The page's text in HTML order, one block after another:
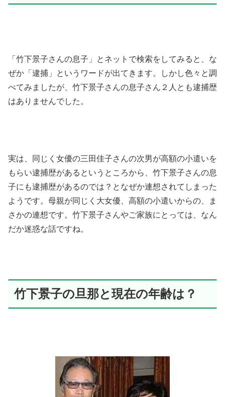
「竹下景子さんの息子」とネットで検索をしてみると、な
ぜか「逮捕」というワードが出てきます。しかし色々と調
べてみましたが、竹下景子さんの息子さん２人とも逮捕歴
はありませんでした。
実は、同じく女優の三田佳子さんの次男が高額の小遣いを
もらい逮捕歴があるというところから、竹下景子さんの息
子にも逮捕歴があるのでは？となぜか連想されてしまった
ようです。母親が同じく大女優、高額の小遣いからの、ま
さかの連想です。竹下景子さんやご家族にとっては、なん
だか迷惑な話ですね。
竹下景子の旦那と現在の年齢は？